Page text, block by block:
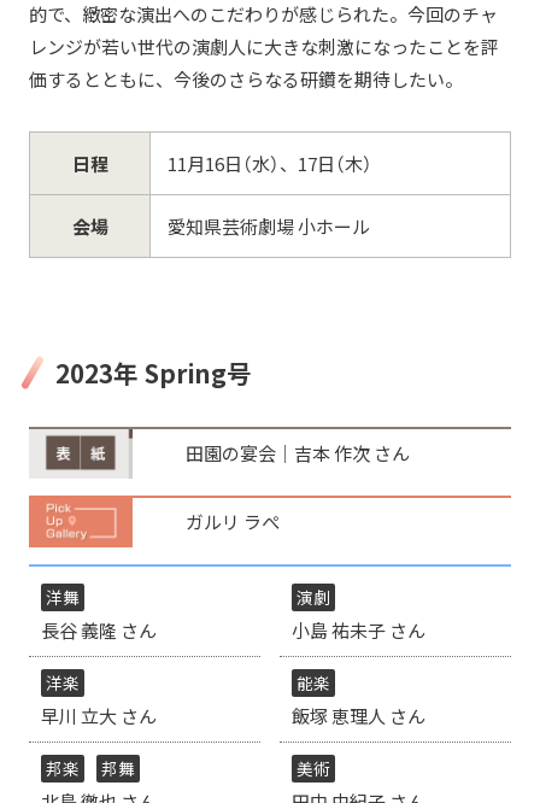
的で、緻密な演出へのこだわりが感じられた。今回のチャ
レンジが若い世代の演劇人に大きな刺激になったことを評
価するとともに、今後のさらなる研鑽を期待したい。
日程 11月16日（水）、17日（木）
会場 愛知県芸術劇場 小ホール
2023年 Spring号
田園の宴会│吉本 作次 さん
ガルリ ラぺ
洋舞
長谷 義隆 さん
演劇
小島 祐未子 さん
洋楽
早川 立大 さん
能楽
飯塚 恵理人 さん
邦楽 邦舞 美術